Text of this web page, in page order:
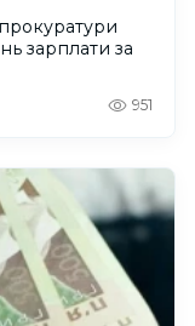
зарплати за
951